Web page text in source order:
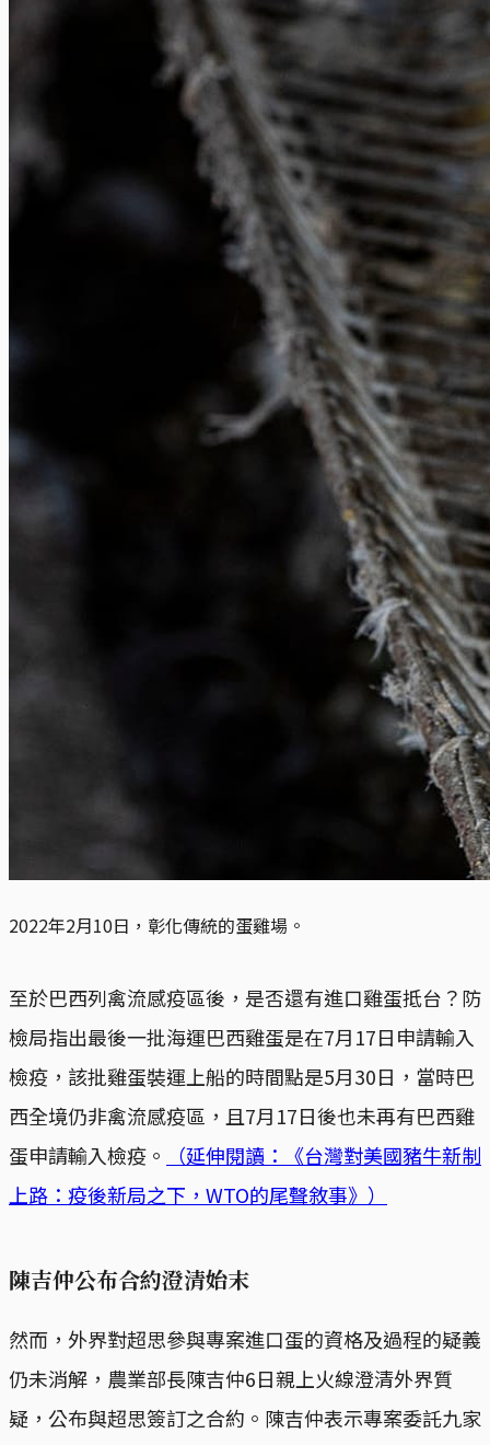
2022年2月10日，彰化傳統的蛋雞場。
至於巴西列禽流感疫區後，是否還有進口雞蛋抵台？防
檢局指出最後一批海運巴西雞蛋是在7月17日申請輸入
檢疫，該批雞蛋裝運上船的時間點是5月30日，當時巴
西全境仍非禽流感疫區，且7月17日後也未再有巴西雞
蛋申請輸入檢疫。
（延伸閱讀：《台灣對美國豬牛新制
上路：疫後新局之下，WTO的尾聲敘事》）
陳吉仲公布合約澄清始末
然而，外界對超思參與專案進口蛋的資格及過程的疑義
仍未消解，農業部長陳吉仲6日親上火線澄清外界質
疑，公布與超思簽訂之合約。陳吉仲表示專案委託九家